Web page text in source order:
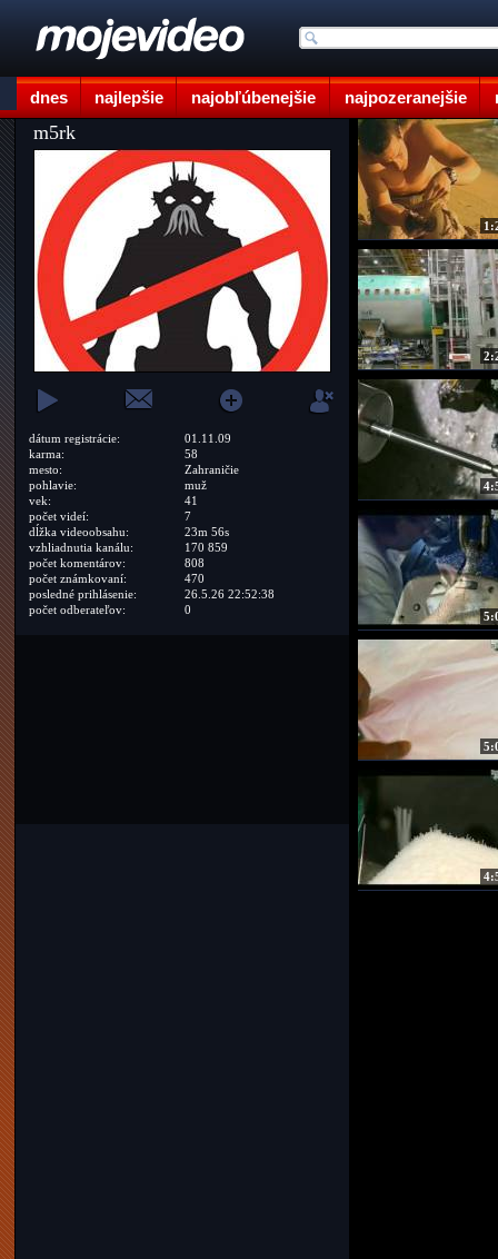
dnes najlepšie najobľúbenejšie najpozeranejšie
m5rk
dátum registrácie:
01.11.09
karma:
58
mesto:
Zahraničie
pohlavie:
muž
vek:
41
počet videí:
7
dĺžka videoobsahu:
23m 56s
vzhliadnutia kanálu:
170 859
počet komentárov:
808
počet známkovaní:
470
posledné prihlásenie:
26.5.26 22:52:38
počet odberateľov:
0